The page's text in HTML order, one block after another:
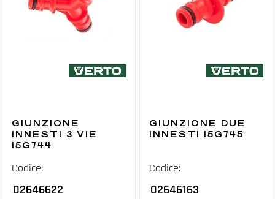
GIUNZIONE
INNESTI 3 VIE
15G744
Codice:
02646622
GIUNZIONE DUE
INNESTI 15G745
Codice:
02646163